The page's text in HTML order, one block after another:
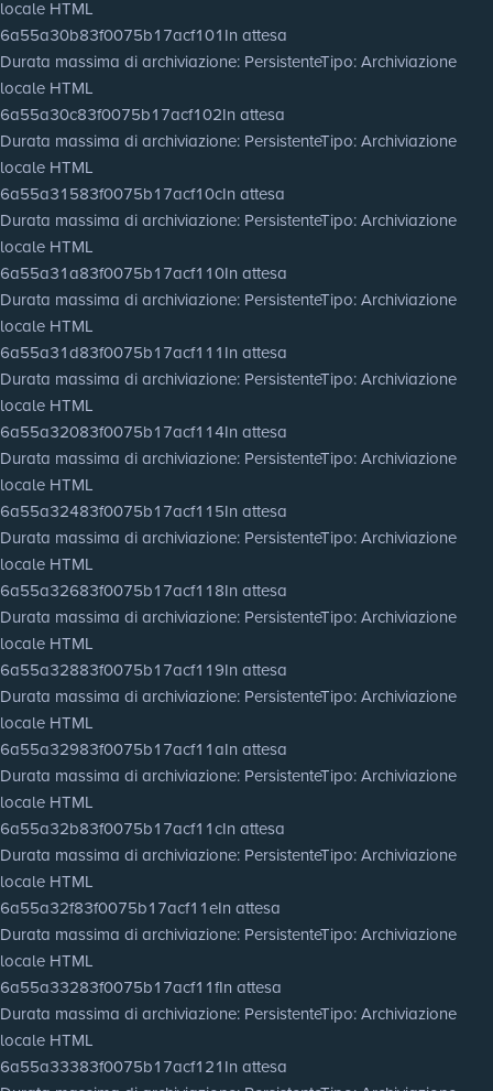
locale HTML
6a55a30b83f0075b17acf101In attesa
Durata massima di archiviazione: PersistenteTipo: Archiviazione
locale HTML
6a55a30c83f0075b17acf102In attesa
Durata massima di archiviazione: PersistenteTipo: Archiviazione
locale HTML
6a55a31583f0075b17acf10cIn attesa
Durata massima di archiviazione: PersistenteTipo: Archiviazione
locale HTML
6a55a31a83f0075b17acf110In attesa
Durata massima di archiviazione: PersistenteTipo: Archiviazione
locale HTML
6a55a31d83f0075b17acf111In attesa
Durata massima di archiviazione: PersistenteTipo: Archiviazione
locale HTML
6a55a32083f0075b17acf114In attesa
Durata massima di archiviazione: PersistenteTipo: Archiviazione
locale HTML
6a55a32483f0075b17acf115In attesa
Durata massima di archiviazione: PersistenteTipo: Archiviazione
locale HTML
6a55a32683f0075b17acf118In attesa
Durata massima di archiviazione: PersistenteTipo: Archiviazione
locale HTML
6a55a32883f0075b17acf119In attesa
Durata massima di archiviazione: PersistenteTipo: Archiviazione
locale HTML
6a55a32983f0075b17acf11aIn attesa
Durata massima di archiviazione: PersistenteTipo: Archiviazione
locale HTML
6a55a32b83f0075b17acf11cIn attesa
Durata massima di archiviazione: PersistenteTipo: Archiviazione
locale HTML
6a55a32f83f0075b17acf11eIn attesa
Durata massima di archiviazione: PersistenteTipo: Archiviazione
locale HTML
6a55a33283f0075b17acf11fIn attesa
Durata massima di archiviazione: PersistenteTipo: Archiviazione
locale HTML
6a55a33383f0075b17acf121In attesa